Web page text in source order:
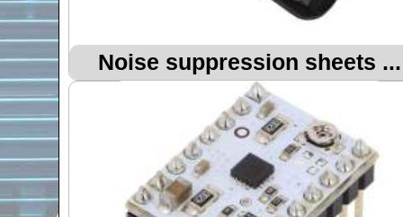
Noise suppression sheets ...